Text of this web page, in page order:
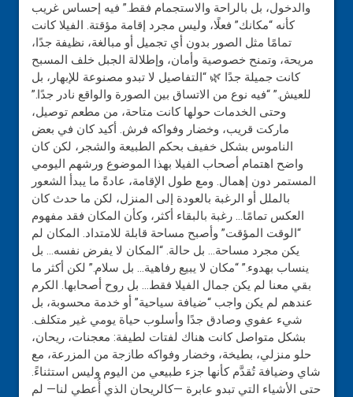
والدخول، بل بالراحة والاستجمام فقط.” فيه إحساس غريب
كأنه “مكانك” فعلًا، وليس مجرد إقامة مؤقتة. الفيلا كانت
تمامًا مثل الصور بدون أي تجميل أو مبالغة، نظيفة جدًا،
مريحة، وتمنح خصوصية وأمان، وإطلالة الجبل خلف المسبح
كانت جميلة جدًا 🌿 “التفاصيل لا تبدو مصنوعة للإبهار، بل
للعيش.” “فيه نوع من الاتساق بين الصورة والواقع نادر جدًا.”
وحتى الخدمات حولها كانت متاحة، من مطعم توصيل،
ماركت قريب، وخضار وفواكه فرش. أكيد كان في بعض
الناموس بشكل خفيف بحكم الطبيعة والشجر، لكن كان
واضح اهتمام أصحاب الفيلا بهذا الموضوع ورشهم اليومي
المستمر دون إهمال. ومع طول الإقامة، عادةً ما يبدأ الشعور
بالملل أو الرغبة بالعودة إلى المنزل، لكن ما حدث كان
العكس تمامًا… رغبة بالبقاء أكثر، وكأن المكان فقد مفهوم
“الوقت المؤقت” وأصبح مساحة قابلة للامتداد. المكان لم
يكن مجرد مساحة… بل حالة. “المكان لا يفرض نفسه… بل
ينساب بهدوء.” “مكان لا يبيع رفاهية… بل سلام.” لكن أكثر ما
بقي معنا لم يكن جمال الفيلا فقط… بل روح أصحابها. الكرم
عندهم لم يكن واجب “ضيافة سياحية” أو خدمة محسوبة، بل
شيء عفوي وصادق جدًا وأسلوب حياة يومي غير متكلف.
بشكل متواصل كانت هناك لفتات لطيفة: معجنات، ريحان،
حلو منزلي، بطيخة، وخضار وفواكه طازجة من المزرعة، مع
شاي وضيافة تُقدَّم كأنها جزء طبيعي من اليوم وليس استثناءً.
حتى الأشياء التي تبدو عابرة —كالريحان الذي أُعطي لنا— لم